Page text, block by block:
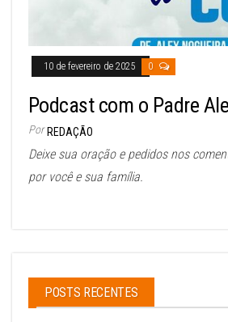
10 de fevereiro de 2025 0
Podcast com o Padre
Por REDAÇÃO
Deixe sua oração e pedidos nos
por você e sua família.
POSTS RECENTES